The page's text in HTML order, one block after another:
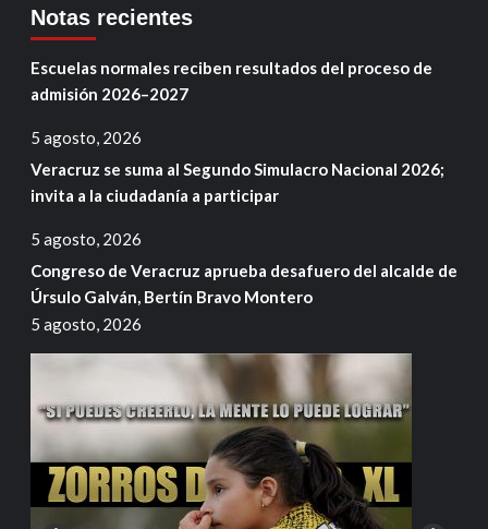
Notas recientes
Escuelas normales reciben resultados del proceso de
admisión 2026–2027
5 agosto, 2026
Veracruz se suma al Segundo Simulacro Nacional 2026;
invita a la ciudadanía a participar
5 agosto, 2026
Congreso de Veracruz aprueba desafuero del alcalde de
Úrsulo Galván, Bertín Bravo Montero
5 agosto, 2026